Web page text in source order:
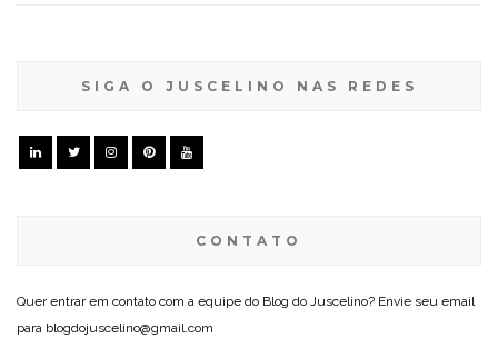
SIGA O JUSCELINO NAS REDES
CONTATO
Quer entrar em contato com a equipe do Blog do Juscelino? Envie seu email
para blogdojuscelino@gmail.com